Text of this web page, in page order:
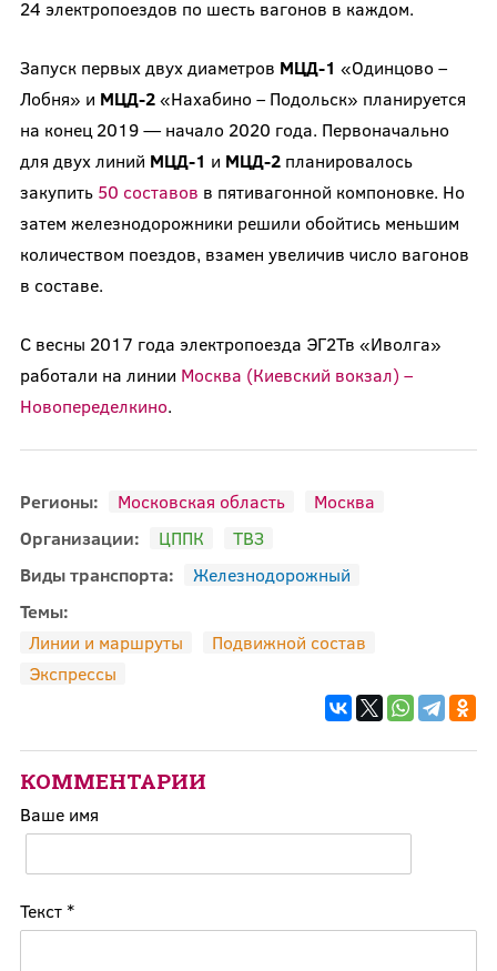
24 электропоездов по шесть вагонов в каждом.
Запуск первых двух диаметров МЦД-1 «Одинцово –
Лобня» и МЦД-2«Нахабино – Подольск» планируется
на конец 2019 — начало 2020 года. Первоначально
для двух линий МЦД-1 и МЦД-2планировалось
закупить 50 составов в пятивагонной компоновке. Но
затем железнодорожники решили обойтись меньшим
количеством поездов, взамен увеличив число вагонов
в составе.
С весны 2017 года электропоезда ЭГ2Тв «Иволга»
работали на линии Москва (Киевский вокзал) –
Новопеределкино.
Регионы: Московская область
Москва
Организации:
ЦППК
ТВЗ
Виды транспорта:
Железнодорожный
Темы:
Линии и маршруты
Подвижной состав
Экспрессы
КОММЕНТАРИИ
Ваше имя
Текст *